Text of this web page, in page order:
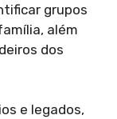
grupos
além
dos
e legados,